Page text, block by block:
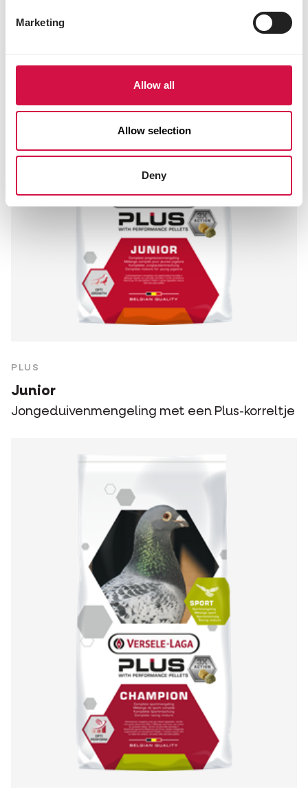
Marketing
Allow all
Allow selection
Deny
PLUS
Junior
Jongeduivenmengeling met een Plus-korreltje